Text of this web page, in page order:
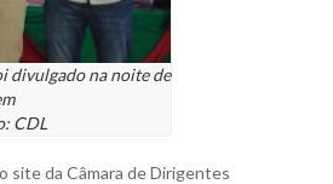
divulgado na noite de
CDL
site da Câmara de Dirigentes